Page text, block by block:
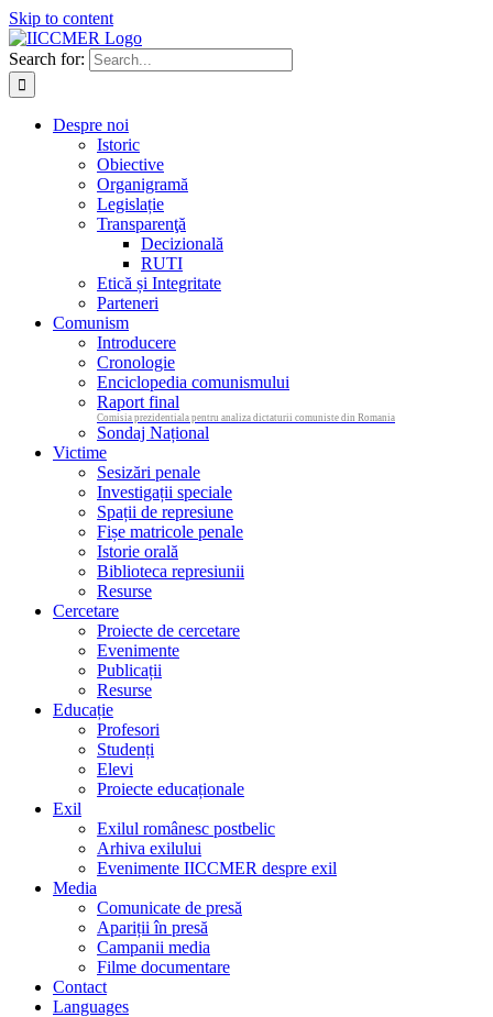
Skip to content
Search for:
Despre noi
Istoric
Obiective
Organigramă
Legislație
Transparenţă
Decizională
RUTI
Etică și Integritate
Parteneri
Comunism
Introducere
Cronologie
Enciclopedia comunismului
Raport final
Comisia prezidentiala pentru analiza dictaturii comuniste din Romania
Sondaj Național
Victime
Sesizări penale
Investigații speciale
Spații de represiune
Fișe matricole penale
Istorie orală
Biblioteca represiunii
Resurse
Cercetare
Proiecte de cercetare
Evenimente
Publicații
Resurse
Educație
Profesori
Studenți
Elevi
Proiecte educaționale
Exil
Exilul românesc postbelic
Arhiva exilului
Evenimente IICCMER despre exil
Media
Comunicate de presă
Apariții în presă
Campanii media
Filme documentare
Contact
Languages